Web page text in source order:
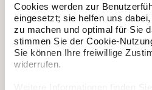
Cookies werden zur
eingesetzt; sie helfen uns
zu machen und optimal für Sie
stimmen Sie der Cookie-
Sie können Ihre freiwillige
widerrufen.